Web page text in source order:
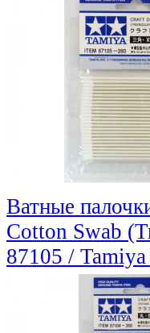
Ватные
Cotton Swab
87105 / Tamiya